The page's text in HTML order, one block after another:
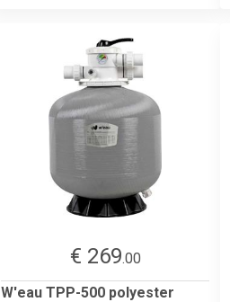
€ 269.00
W'eau TPP-500 polyester